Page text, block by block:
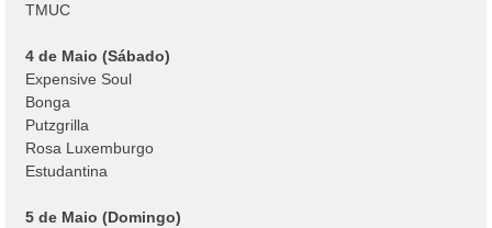
TMUC
4 de Maio (Sábado)
Expensive Soul
Bonga
Putzgrilla
Rosa Luxemburgo
Estudantina
5 de Maio (Domingo)